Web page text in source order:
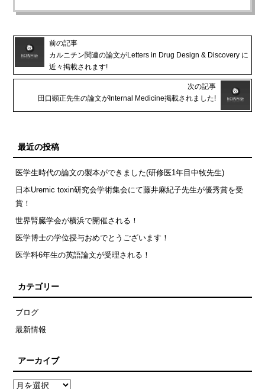
前の記事
カルニチン関連の論文がLetters in Drug Design & Discovery に
近々掲載されます!
次の記事
田口顕正先生の論文がInternal Medicine掲載されました!
最近の投稿
医学生時代の論文の製本ができました(研修医1年目中牧先生)
日本Uremic toxin研究会学術集会にて藤井麻紀子先生が優秀賞を受
賞！
世界腎臓学会が横浜で開催される！
医学博士の学位授与おめでとうございます！
医学科6年生の英語論文が受理される！
カテゴリー
ブログ
最新情報
アーカイブ